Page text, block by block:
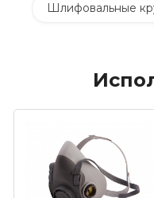
Шлифовальные
Круги
Шлифовальные
Обдирочные круги